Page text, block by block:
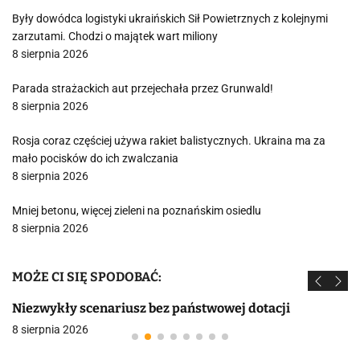
Były dowódca logistyki ukraińskich Sił Powietrznych z kolejnymi
zarzutami. Chodzi o majątek wart miliony
8 sierpnia 2026
Parada strażackich aut przejechała przez Grunwald!
8 sierpnia 2026
Rosja coraz częściej używa rakiet balistycznych. Ukraina ma za
mało pocisków do ich zwalczania
8 sierpnia 2026
Mniej betonu, więcej zieleni na poznańskim osiedlu
8 sierpnia 2026
MOŻE CI SIĘ SPODOBAĆ:
Niezwykły scenariusz bez państwowej dotacji
8 sierpnia 2026